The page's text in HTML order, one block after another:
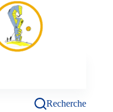
Recherche